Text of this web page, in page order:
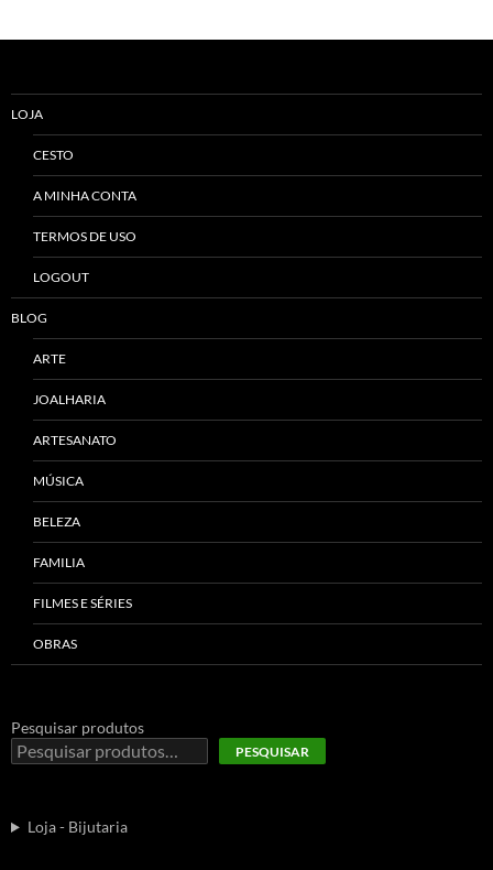
LOJA
CESTO
A MINHA CONTA
TERMOS DE USO
LOGOUT
BLOG
ARTE
JOALHARIA
ARTESANATO
MÚSICA
BELEZA
FAMILIA
FILMES E SÉRIES
OBRAS
Pesquisar produtos
PESQUISAR
Loja - Bijutaria